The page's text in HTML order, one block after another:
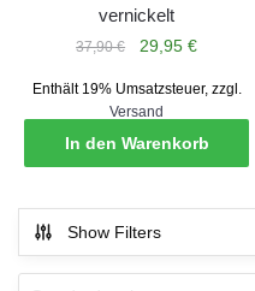
vernickelt
37,90€
Ursprünglicher
war:
37,90 €
29,95€Aktueller
ist:
29,95 €.
Enthält 19% Umsatzsteuer, zzgl.
Versand
In den Warenkorb
Show Filters